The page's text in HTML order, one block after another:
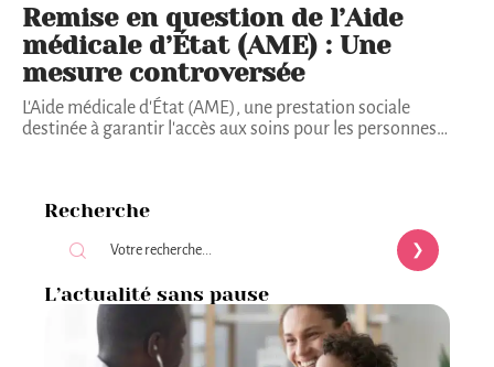
Remise en question de l’Aide
médicale d’État (AME) : Une
mesure controversée
L'Aide médicale d'État (AME), une prestation sociale
destinée à garantir l'accès aux soins pour les personnes…
Recherche
L’actualité sans pause